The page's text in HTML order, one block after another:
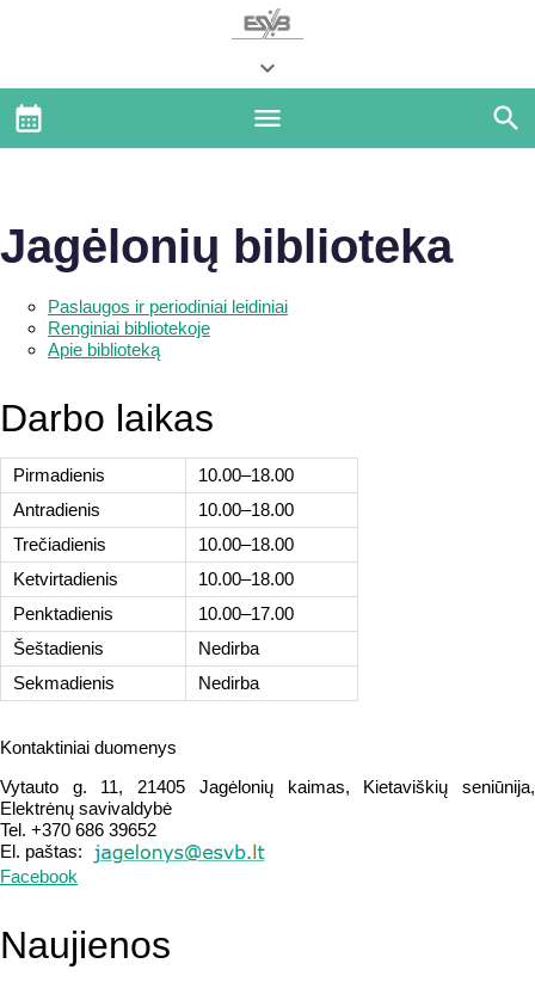
Jagėlonių biblioteka
Paslaugos ir periodiniai leidiniai
Renginiai bibliotekoje
Apie biblioteką
Darbo laikas
Pirmadienis
10.00–18.00
Antradienis
10.00–18.00
Trečiadienis
10.00–18.00
Ketvirtadienis
10.00–18.00
Penktadienis
10.00–17.00
Šeštadienis
Nedirba
Sekmadienis
Nedirba
Kontaktiniai duomenys
Vytauto g. 11, 21405 Jagėlonių kaimas, Kietaviškių seniūnija,
Elektrėnų savivaldybė
Tel. +370 686 39652
El. paštas:
Facebook
Naujienos